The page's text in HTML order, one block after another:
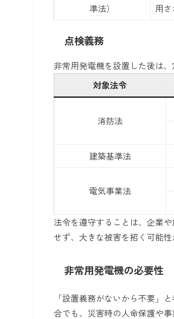
準法）
用さ
点検義務
非常用発電機を設置した後は
対象法令
消防法
建築基準法
電気事業法
法令を遵守することは、企業
せず、大きな被害を招く可能
非常用発電機の必要性
「設置義務がないから不要」
合でも、災害時の人命保護や